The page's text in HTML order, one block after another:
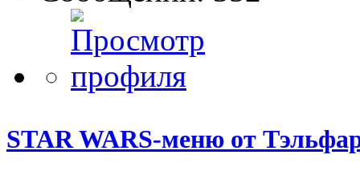
STAR WARS-меню от